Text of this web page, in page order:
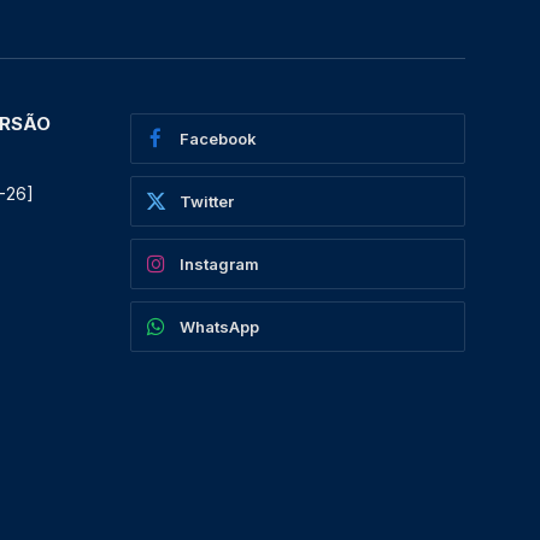
26]
Facebook
Twitter
Instagram
WhatsApp